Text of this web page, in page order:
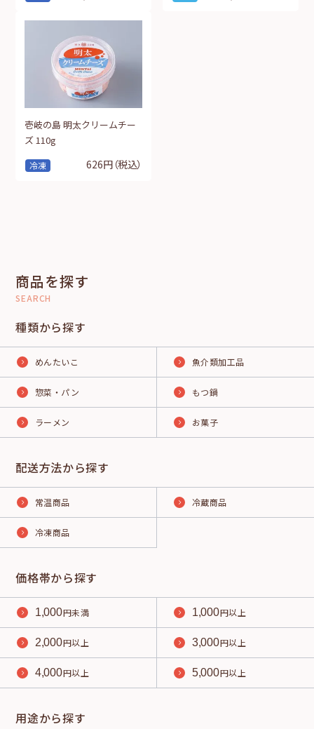
冷凍
壱岐の島 明太クリームチー
ズ 110g
626円（税込）
商品を探す
SEARCH
種類から探す
めんたいこ 魚介類加工品
惣菜・パン もつ鍋
ラーメン お菓子
配送方法から探す
常温商品 冷蔵商品
冷凍商品
価格帯から探す
1,000円未満 1,000円以上
2,000円以上 3,000円以上
4,000円以上 5,000円以上
用途から探す